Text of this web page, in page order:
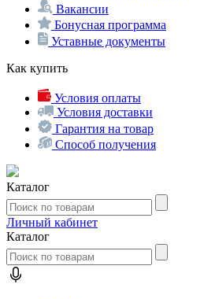
Вакансии
Бонусная программа
Уставные документы
Как купить
Условия оплаты
Условия доставки
Гарантия на товар
Способ получения
Каталог
Личный кабинет
Каталог